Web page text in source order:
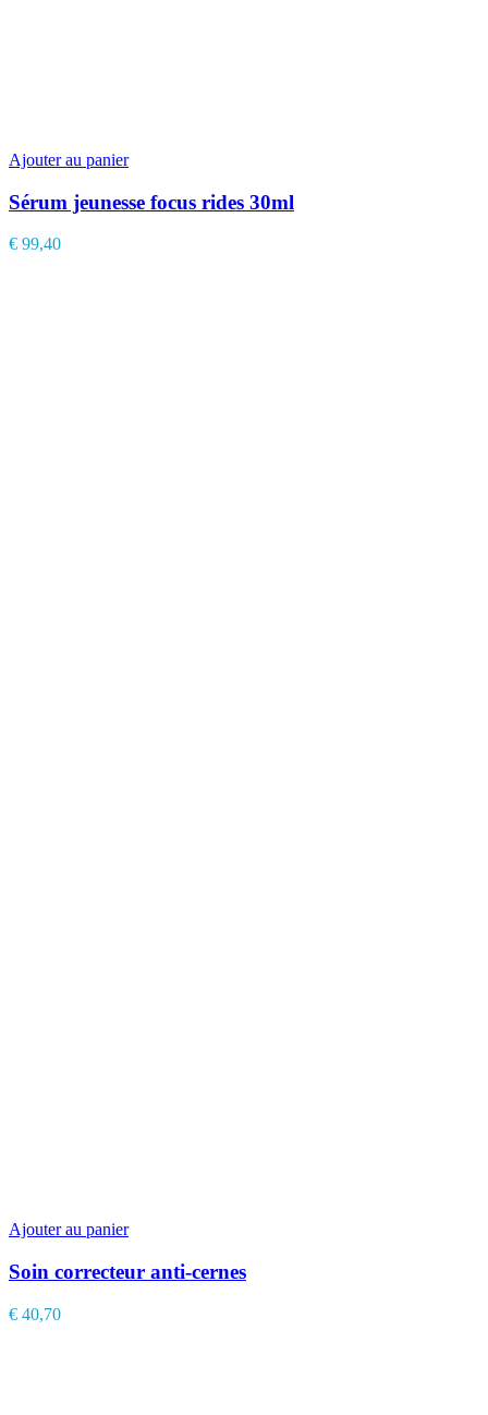
Ajouter au panier
Sérum jeunesse focus rides 30ml
€ 99,40
Ajouter au panier
Soin correcteur anti-cernes
€ 40,70